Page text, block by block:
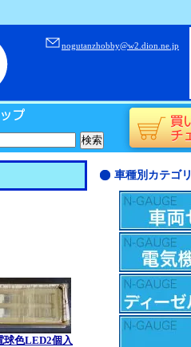
nogutanzhobby@w2.dion.ne.jp
球色LED2個入
車種別カテゴリ